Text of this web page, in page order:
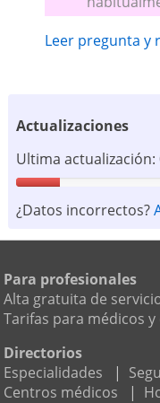
Leer pregunta y
Actualizaciones
Ultima
¿Datos incorrectos?
Para profesionales
Alta gratuita de
Tarifas para médicos y
Directorios
Especialidades
|
Centros médicos
|